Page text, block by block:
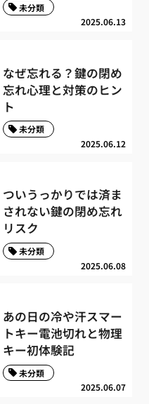
2025.06.13
未分類
なぜ忘れる？鍵の閉め
忘れ心理と対策のヒン
ト
2025.06.12
未分類
ついうっかりでは済ま
されない鍵の閉め忘れ
リスク
2025.06.08
未分類
あの日の冷や汗スマー
トキー電池切れと物理
キー初体験記
2025.06.07
未分類